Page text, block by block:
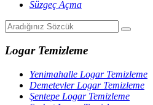
Süzgeç Açma
Logar Temizleme
Yenimahalle Logar Temizleme
Demetevler Logar Temizleme
Şentepe Logar Temizleme